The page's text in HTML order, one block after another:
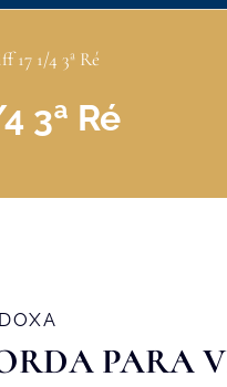
17 1/4 3ª Ré
3ª Ré
PARA